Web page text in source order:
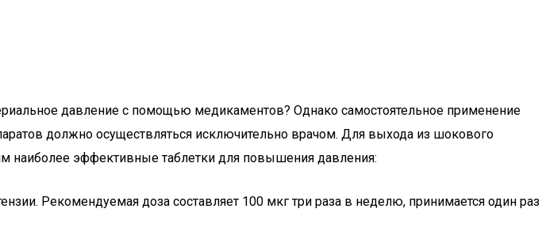
давление с помощью медикаментов? Однако самостоятельное применение
должно осуществляться исключительно врачом. Для выхода из шокового
наиболее эффективные таблетки для повышения давления:
Рекомендуемая доза составляет 100 мкг три раза в неделю, принимается один раз